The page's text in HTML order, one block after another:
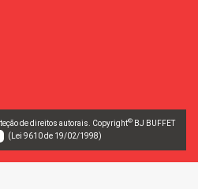
de direitos autorais. Copyright© BJ BUFFET
(Lei 9610 de 19/02/1998)